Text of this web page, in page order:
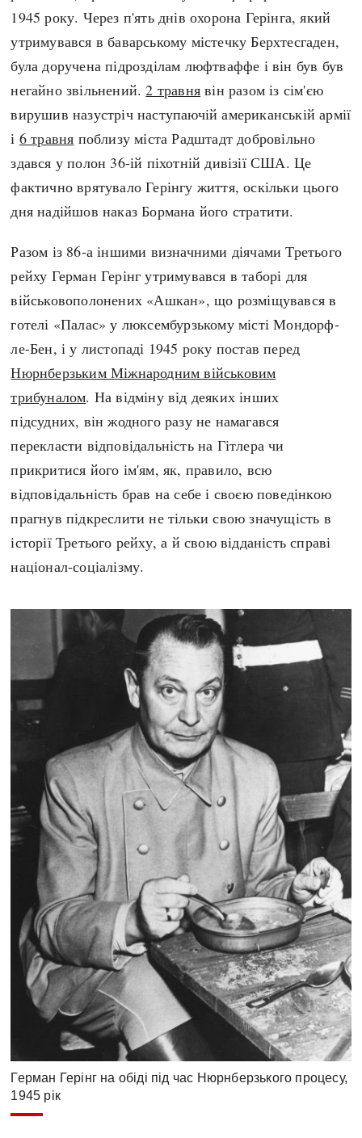
1945 року. Через п'ять днів охорона Герінга, який
утримувався в баварському містечку Берхтесгаден,
була доручена підрозділам люфтваффе і він був був
негайно звільнений.2 травня він разом із сім'єю
вирушив назустріч наступаючій американській армії
і 6 травня поблизу міста Радштадт добровільно
здався у полон 36-ій піхотній дивізії США. Це
фактично врятувало Герінгу життя, оскільки цього
дня надійшов наказ Бормана його стратити.
Разом із 86-а іншими визначними діячами Третього
рейху Герман Герінг утримувався в таборі для
військовополонених «Ашкан», що розміщувався в
готелі «Палас» у люксембурзькому місті Мондорф-
ле-Бен, і у листопаді 1945 року постав перед
Нюрнберзьким Міжнародним військовим
трибуналом. На відміну від деяких інших
підсудних, він жодного разу не намагався
перекласти відповідальність на Гітлера чи
прикритися його ім'ям, як, правило, всю
відповідальність брав на себе і своєю поведінкою
прагнув підкреслити не тільки свою значущість в
історії Третього рейху, а й свою відданість справі
націонал-соціалізму.
Герман Герінг на обіді під час Нюрнберзького процесу,
1945 рік